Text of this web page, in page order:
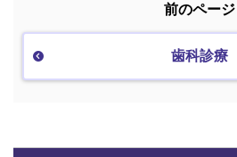
前のページ
歯科診療